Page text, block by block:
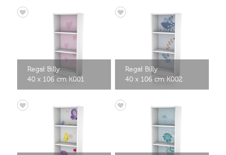
Regał Billy
40 x 106 cm K001
Regał Billy
40 x 106 cm K002